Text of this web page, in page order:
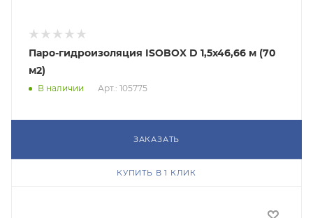
Паро-гидроизоляция ISOBOX D 1,5х46,66 м (70
м2)
В наличии Арт.: 105775
ЗАКАЗАТЬ
КУПИТЬ В 1 КЛИК